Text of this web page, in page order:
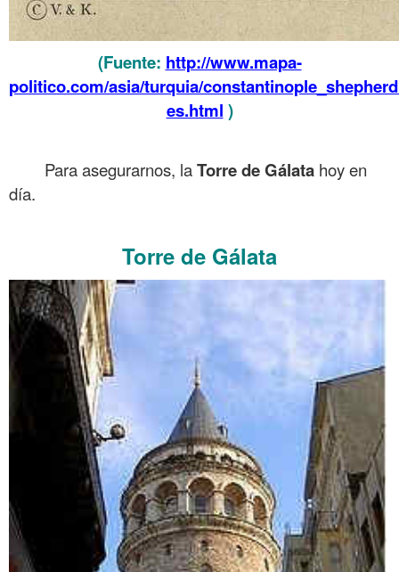
(Fuente: http://www.mapa-
politico.com/asia/turquia/
es.html )
Para asegurarnos, laTorre de Gálata hoy en
día.
Torre de Gálata